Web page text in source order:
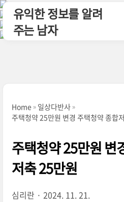
본문 바로가기
유익한 정보를 알려
주는 남자
Home
일상다반사
주택청약 25만원 변경 주택청약 종합
주택청약 25만원 변
저축 25만원
심리란 2024. 11. 21.